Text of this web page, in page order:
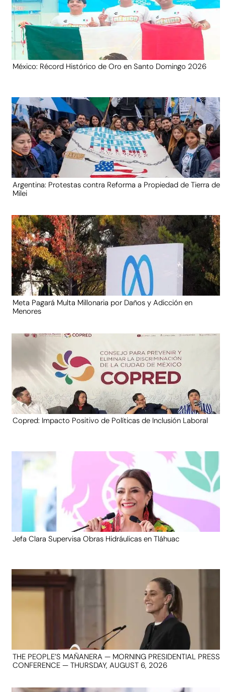
México: Récord Histórico de Oro en Santo Domingo 2026
Argentina: Protestas contra Reforma a Propiedad de Tierra de
Milei
Meta Pagará Multa Millonaria por Daños y Adicción en
Menores
Copred: Impacto Positivo de Políticas de Inclusión Laboral
Jefa Clara Supervisa Obras Hidráulicas en Tláhuac
THE PEOPLE’S MAÑANERA — MORNING PRESIDENTIAL PRESS
CONFERENCE — THURSDAY, AUGUST 6, 2026